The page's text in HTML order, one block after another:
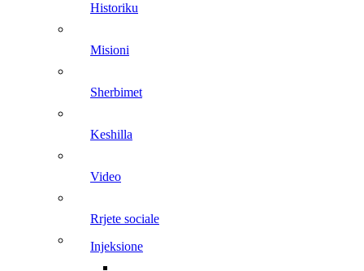
historiku
misioni
sherbimet
keshilla
video
rrjete sociale
injeksione